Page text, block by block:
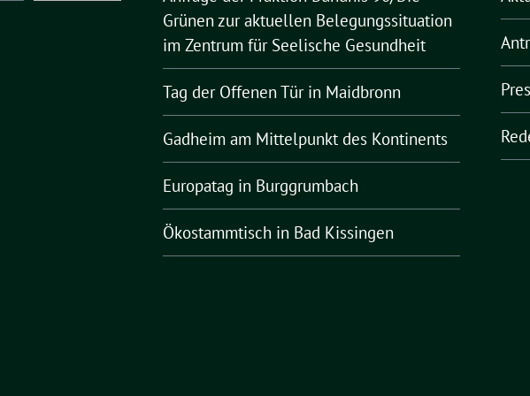
Grünen zur aktuellen Belegungssituation
im Zentrum für Seelische Gesundheit
Tag der Offenen Tür in Maidbronn
Gadheim am Mittelpunkt des Kontinents
Europatag in Burggrumbach
Ökostammtisch in Bad Kissingen